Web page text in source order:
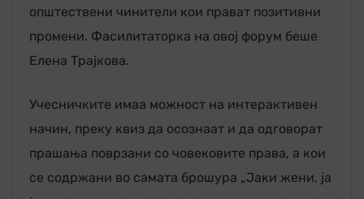
општествени чинители кои прават позитивни
промени. Фасилитаторка на овој форум беше
Елена Трајкова.
Учесничките имаа можност на интерактивен
начин, преку квиз да осознаат и да одговорат
прашања поврзани со човековите права, а кои
се содржани во самата брошура „Јаки жени, ја